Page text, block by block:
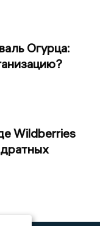
Огурца:
Wildberries